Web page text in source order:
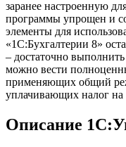
заранее настроенную
программы упрощен и
элементы для
«1С:Бухгалтерии 8»
– достаточно
можно вести
применяющих общий
уплачивающих налог
Описание